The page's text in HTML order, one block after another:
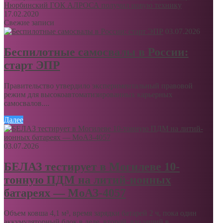
Нюрбинский ГОК АЛРОСА получил новую технику
17.02.2020
Свежие записи
03.07.2026
Беспилотные самосвалы в России:
старт ЭПР
Правительство утвердило экспериментальный правовой
режим для высокоавтоматизированных карьерных
самосвалов....
Далее
03.07.2026
БЕЛАЗ тестирует в Могилеве 10-
тонную ПДМ на литий-ионных
батареях — МоАЗ-4057
Объем ковша 4,1 м³, время зарядки батарей 2 ч, пока один